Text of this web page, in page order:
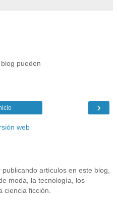
pueden
›
web
artículos en este blog,
moda, la tecnología, los
ciencia ficción.